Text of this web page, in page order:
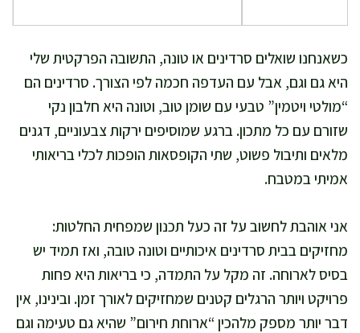
כשאנחנו שואלים סרדינים או טונה, התשובה הפרקטית שלי
היא גם וגם, אבל עם העדפה חכמה לפי הצורך. סרדינים הם
“מולטי ויטמין” טבעי עם שומן טוב, וטונה היא חלבון נקי
שזורם עם כל מתכון. ברגע שמוסיפים ירקות צבעוניים, דגנים
מלאים ותיבול פשוט, שתי הקופסאות הופכות לכלי בריאותי
אמיתי במטבח.
אני אוהבת לחשוב על זה כעל תכנון שמפחית החלטות:
מחזיקים בבית סרדינים איכותיים וטונה טובה, ואז תמיד יש
בסיס לארוחה. זה מקל על התמדה, כי בריאות היא פחות
פרויקט ויותר הרגלים קטנים שמחזיקים לאורך זמן. ובינינו, אין
דבר יותר מספק מלהכין “ארוחת חירום” שהיא גם טעימה וגם